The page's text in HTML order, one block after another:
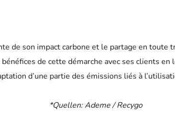
de son impact carbone et le partage en toute
de cette démarche avec ses clients
d’une partie des émissions liés à
*Quellen: Ademe / Recygo